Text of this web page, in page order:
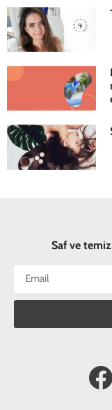
Saf ve